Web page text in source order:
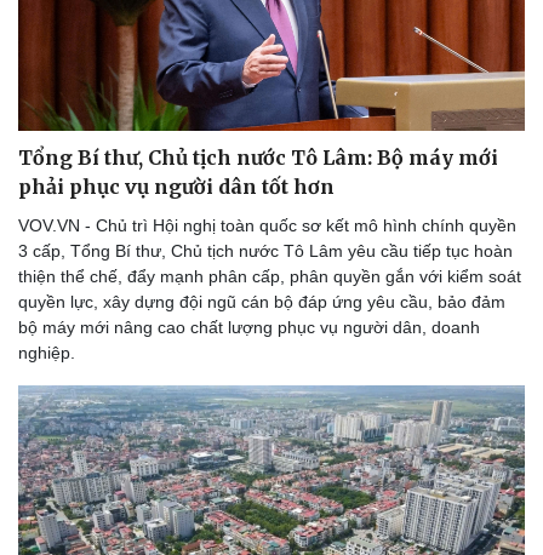
Thể thao
Bóng đá
Lịch thi đấu bóng đá
Thế giới thể thao
eSports
Hậu trường
Ô tô - Xe máy
Ô tô
Xe máy
Tổng Bí thư, Chủ tịch nước Tô Lâm: Bộ máy mới
phải phục vụ người dân tốt hơn
VOV.VN - Chủ trì Hội nghị toàn quốc sơ kết mô hình chính quyền
3 cấp, Tổng Bí thư, Chủ tịch nước Tô Lâm yêu cầu tiếp tục hoàn
thiện thể chế, đẩy mạnh phân cấp, phân quyền gắn với kiểm soát
quyền lực, xây dựng đội ngũ cán bộ đáp ứng yêu cầu, bảo đảm
bộ máy mới nâng cao chất lượng phục vụ người dân, doanh
nghiệp.